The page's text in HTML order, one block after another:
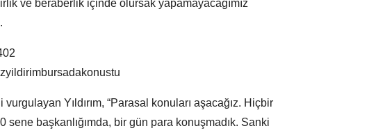
ve beraberlik içinde olursak yapamayacağımız
Yıldırım, “Parasal konuları aşacağız. Hiçbir
sene başkanlığımda, bir gün para konuşmadık. Sanki